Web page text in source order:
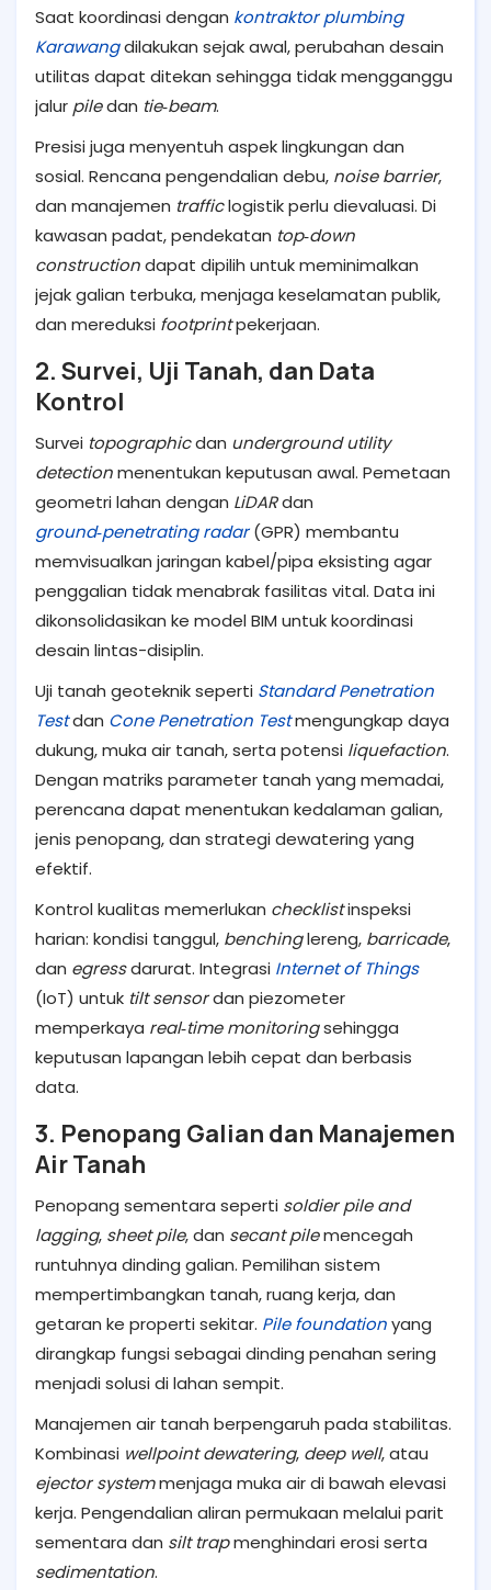
Saat koordinasi dengan kontraktor plumbing
Karawangdilakukan sejak awal, perubahan desain
utilitas dapat ditekan sehingga tidak mengganggu
jalur piledan tie‑beam.
Presisi juga menyentuh aspek lingkungan dan
sosial. Rencana pengendalian debu, noise barrier,
dan manajemen trafficlogistik perlu dievaluasi. Di
kawasan padat, pendekatan top‑down
constructiondapat dipilih untuk meminimalkan
jejak galian terbuka, menjaga keselamatan publik,
dan mereduksi footprintpekerjaan.
2. Survei, Uji Tanah, dan Data
Kontrol
Survei topographicdan underground utility
detectionmenentukan keputusan awal. Pemetaan
geometri lahan dengan LiDARdan
ground‑penetrating radar(GPR) membantu
memvisualkan jaringan kabel/pipa eksisting agar
penggalian tidak menabrak fasilitas vital. Data ini
dikonsolidasikan ke model BIM untuk koordinasi
desain lintas-disiplin.
Uji tanah geoteknik seperti Standard Penetration
Testdan Cone Penetration Testmengungkap daya
dukung, muka air tanah, serta potensi liquefaction.
Dengan matriks parameter tanah yang memadai,
perencana dapat menentukan kedalaman galian,
jenis penopang, dan strategi dewatering yang
efektif.
Kontrol kualitas memerlukan checklistinspeksi
harian: kondisi tanggul, benchinglereng, barricade,
dan egressdarurat. Integrasi Internet of Things
(IoT) untuk tilt sensordan piezometer
memperkaya real‑time monitoringsehingga
keputusan lapangan lebih cepat dan berbasis
data.
3. Penopang Galian dan Manajemen
Air Tanah
Penopang sementara seperti soldier pile and
lagging, sheet pile, dan secant pilemencegah
runtuhnya dinding galian. Pemilihan sistem
mempertimbangkan tanah, ruang kerja, dan
getaran ke properti sekitar. Pile foundationyang
dirangkap fungsi sebagai dinding penahan sering
menjadi solusi di lahan sempit.
Manajemen air tanah berpengaruh pada stabilitas.
Kombinasi wellpoint dewatering, deep well, atau
ejector systemmenjaga muka air di bawah elevasi
kerja. Pengendalian aliran permukaan melalui parit
sementara dan silt trapmenghindari erosi serta
sedimentation.